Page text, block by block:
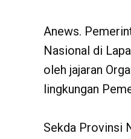
Anews.
Nasional di
oleh jajaran
lingkungan
Sekda Provinsi